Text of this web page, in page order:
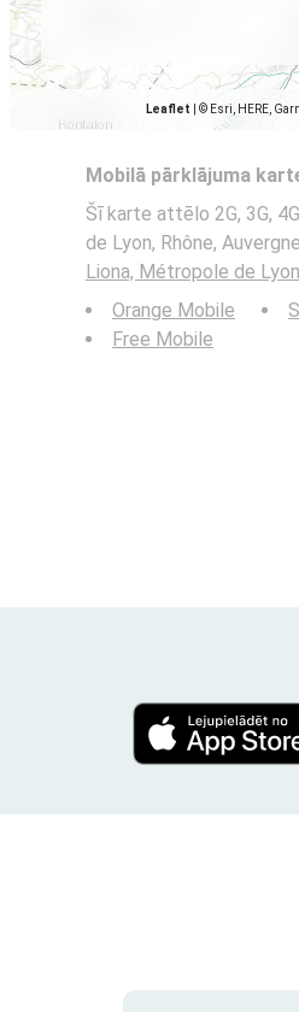
Leaflet © Esri, HERE,
Mobilā pārklājuma
Šī karte attēlo 2G, 3G,
de Lyon, Rhône,
Liona, Métropole de
Orange Mobile
Free Mobile